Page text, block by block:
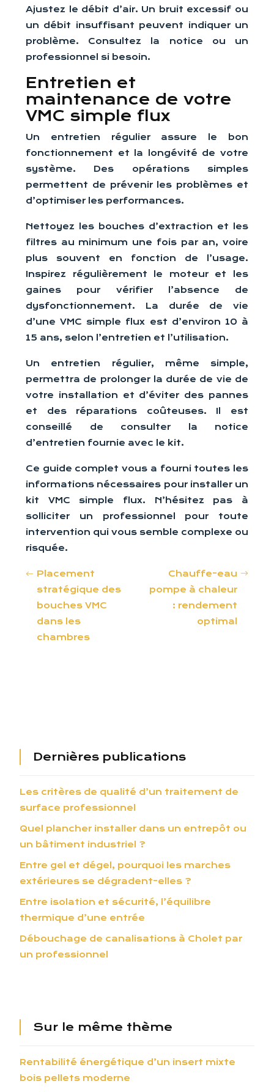
Ajustez le débit d’air. Un bruit excessif ou
un débit insuffisant peuvent indiquer un
problème. Consultez la notice ou un
professionnel si besoin.
Entretien et
maintenance de votre
VMC simple flux
Un entretien régulier assure le bon
fonctionnement et la longévité de votre
système. Des opérations simples
permettent de prévenir les problèmes et
d’optimiser les performances.
Nettoyez les bouches d’extraction et les
filtres au minimum une fois par an, voire
plus souvent en fonction de l’usage.
Inspirez régulièrement le moteur et les
gaines pour vérifier l’absence de
dysfonctionnement. La durée de vie
d’une VMC simple flux est d’environ 10 à
15 ans, selon l’entretien et l’utilisation.
Un entretien régulier, même simple,
permettra de prolonger la durée de vie de
votre installation et d’éviter des pannes
et des réparations coûteuses. Il est
conseillé de consulter la notice
d’entretien fournie avec le kit.
Ce guide complet vous a fourni toutes les
informations nécessaires pour installer un
kit VMC simple flux. N’hésitez pas à
solliciter un professionnel pour toute
intervention qui vous semble complexe ou
risquée.
Placement
stratégique des
bouches VMC
dans les
chambres
Chauffe-eau
pompe à chaleur
: rendement
optimal
Dernières publications
Les critères de qualité d’un traitement de
surface professionnel
Quel plancher installer dans un entrepôt ou
un bâtiment industriel ?
Entre gel et dégel, pourquoi les marches
extérieures se dégradent-elles ?
Entre isolation et sécurité, l’équilibre
thermique d’une entrée
Débouchage de canalisations à Cholet par
un professionnel
Sur le même thème
Rentabilité énergétique d’un insert mixte
bois pellets moderne